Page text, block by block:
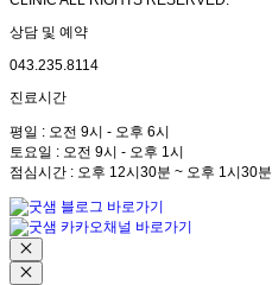
상담 및 예약
043.235.8114
진료시간
평일 : 오전 9시 - 오후 6시
토요일 : 오전 9시 - 오후 1시
점심시간 : 오후 12시30분 ~ 오후 1시30분